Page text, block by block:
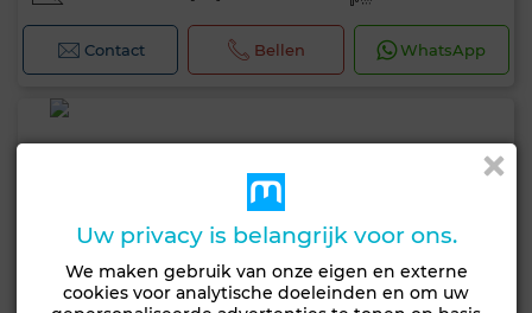
Contact Bellen WhatsApp
Uw privacy is belangrijk voor ons.
We maken gebruik van onze eigen en externe
cookies voor analytische doeleinden en om uw